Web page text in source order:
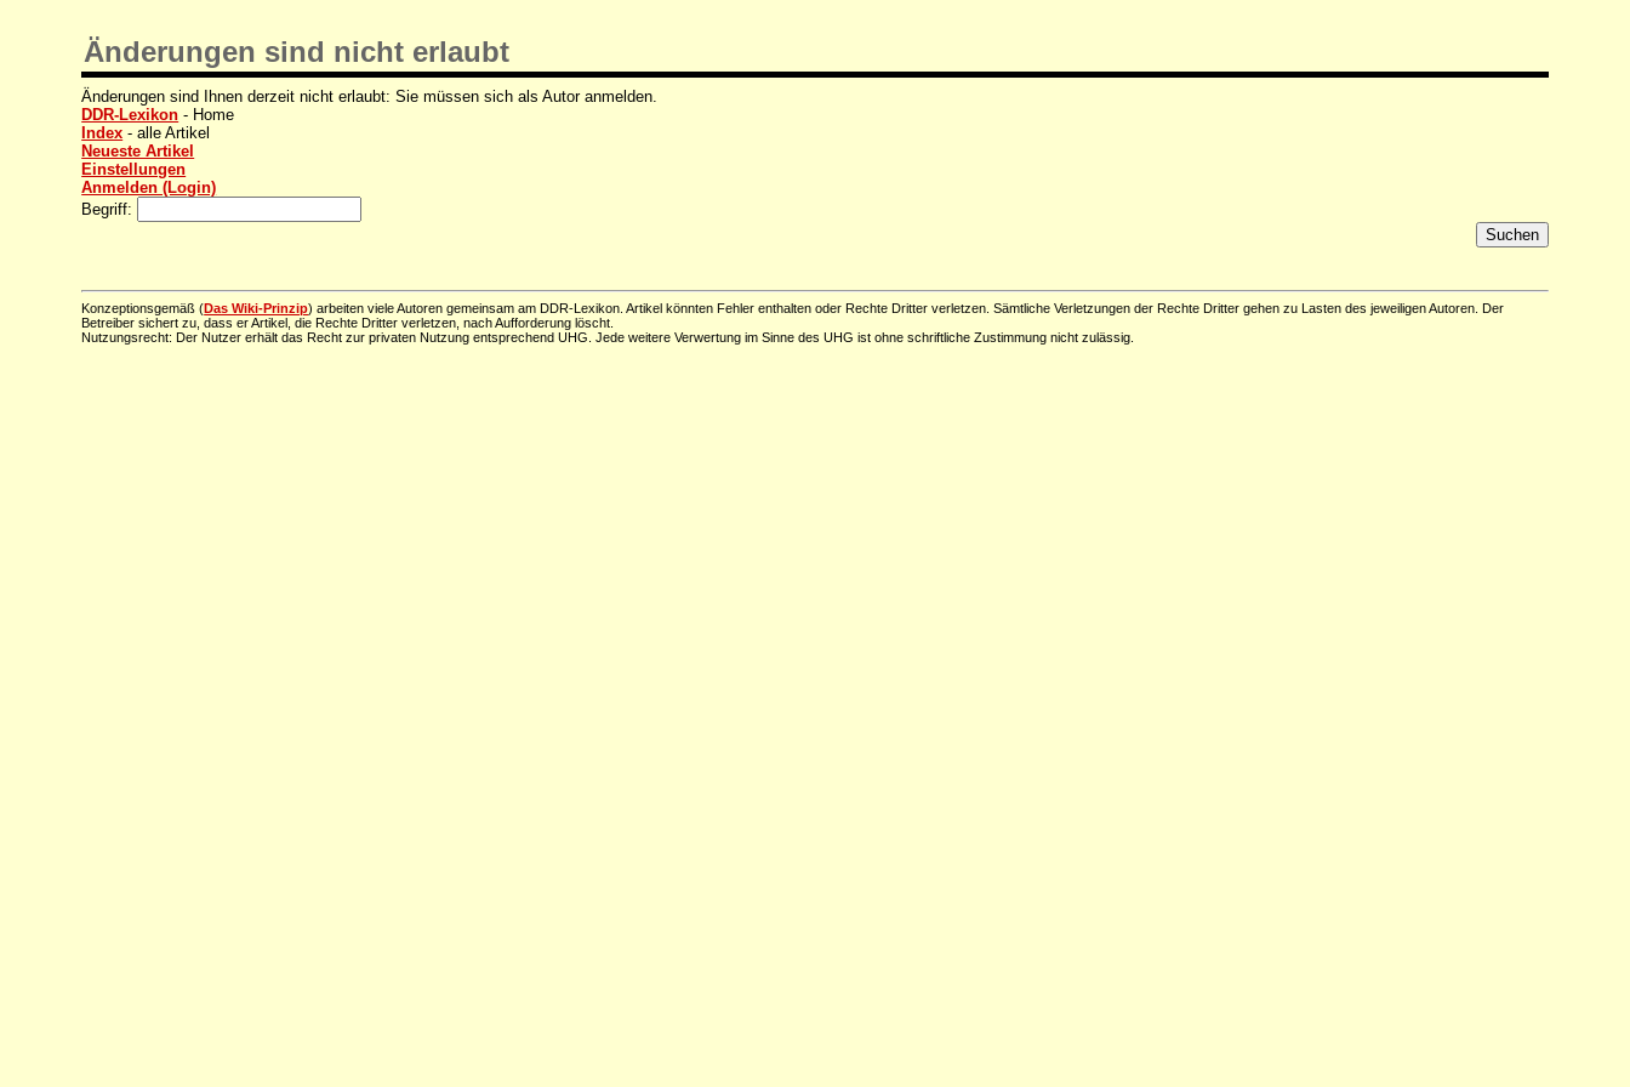
Änderungen sind nicht erlaubt
Änderungen sind Ihnen derzeit nicht erlaubt: Sie müssen sich als Autor anmelden.
DDR-Lexikon - Home
Index - alle Artikel
Neueste Artikel
Einstellungen
Anmelden (Login)
Begriff:
Konzeptionsgemäß (Das Wiki-Prinzip) arbeiten viele Autoren gemeinsam am DDR-Lexikon. Artikel könnten Fehler enthalten oder Rechte Dritter verletzen. Sämtliche Verletzungen der Rechte Dritter gehen zu Lasten des jeweiligen Autoren. Der
Betreiber sichert zu, dass er Artikel, die Rechte Dritter verletzen, nach Aufforderung löscht.
Nutzungsrecht: Der Nutzer erhält das Recht zur privaten Nutzung entsprechend UHG. Jede weitere Verwertung im Sinne des UHG ist ohne schriftliche Zustimmung nicht zulässig.